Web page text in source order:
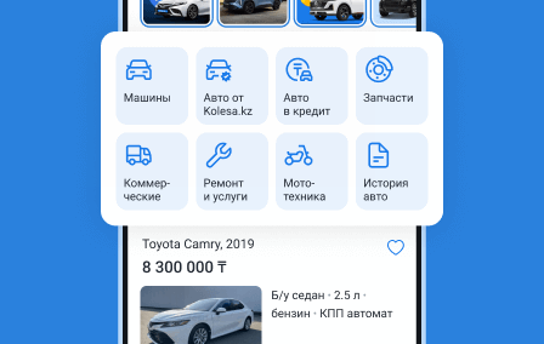
Алматы, Алматинская
область
Б/y
Оригинальность
Оригинал
Подходит на авто